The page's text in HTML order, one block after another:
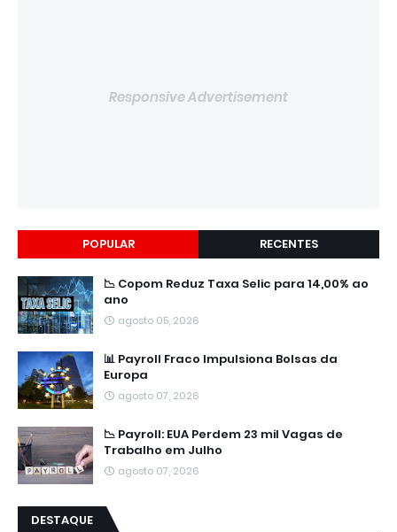
Responsive Advertisement
POPULAR RECENTES
📉 Copom Reduz Taxa Selic para 14,00% ao
ano
agosto 05, 2026
📊 Payroll Fraco Impulsiona Bolsas da
Europa
agosto 07, 2026
📉 Payroll: EUA Perdem 23 mil Vagas de
Trabalho em Julho
agosto 07, 2026
DESTAQUE